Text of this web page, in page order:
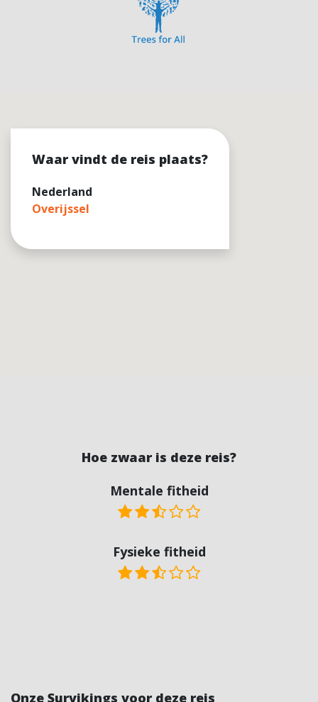
Waar vindt de reis plaats?
Nederland
Overijssel
Hoe zwaar is deze reis?
Mentale fitheid
Fysieke fitheid
Onze Survikings voor deze reis